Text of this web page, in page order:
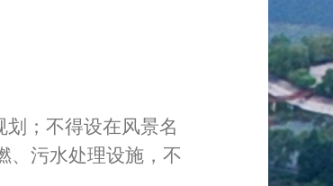
；不得设在风景名
、污水处理设施，不